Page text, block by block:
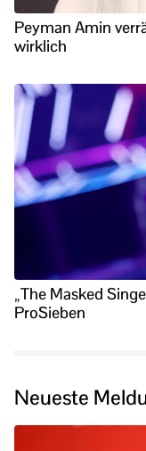
Peyman Amin
wirklich
„The Masked
ProSieben
Neueste